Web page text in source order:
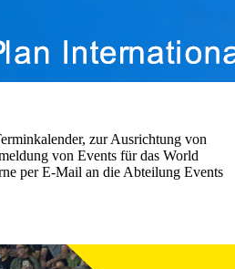
zur Ausrichtung von
von Events für das World
per E-Mail an die Abteilung Events